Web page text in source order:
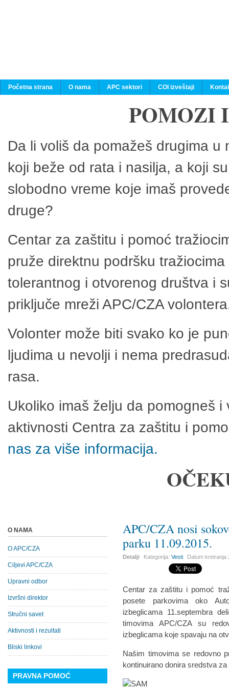
Početna strana O nama APC sektori COI izveštaji
POMOZI
Da li voliš da pomažeš drugima
koji beže od rata i nasilja, a koji
slobodno vreme koje imaš
druge?
Centar za zaštitu i pomoć
pruže direktnu podršku
tolerantnog i otvorenog društva i
priključe mreži APC/CZA
Volonter može biti svako ko je
ljudima u nevolji i nema
rasa.
Ukoliko imaš želju da pomogneš
aktivnosti Centra za zaštitu i
nas za više informacija.
APC/CZA nosi
parku 11.09.2015.
Detalji Kategorija:Vesti Datum kreiranja
Centar za zaštitu i pomoć
posete parkovima oko
izbeglicama 11.septembra
timovima APC/CZA su
izbeglicama koje spavaju na
Našim timovima se redovno
kontinuirano donira sredstva
O NAMA
O APC/CZA
Ciljevi APC/CZA
Upravni odbor
Izvršni direktor
Stručni savet
Aktivnosti i rezultati
Bliski linkovi
PRAVNA POMOĆ